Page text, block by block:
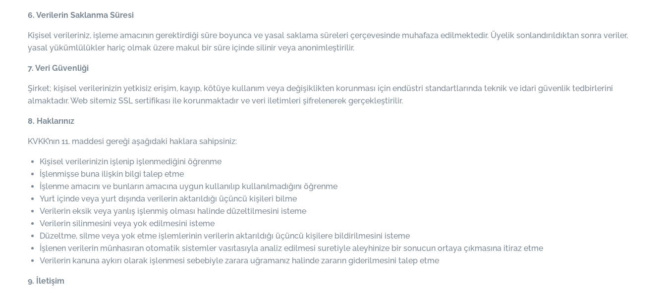
6. Verilerin Saklanma Süresi
Kişisel verileriniz, işleme amacının gerektirdiği süre boyunca ve yasal saklama süreleri çerçevesinde muhafaza edilmektedir. Üyelik sonlandırıldıktan sonra veriler,
yasal yükümlülükler hariç olmak üzere makul bir süre içinde silinir veya anonimleştirilir.
7. Veri Güvenliği
Şirket; kişisel verilerinizin yetkisiz erişim, kayıp, kötüye kullanım veya değişiklikten korunması için endüstri standartlarında teknik ve idari güvenlik tedbirlerini
almaktadır. Web sitemiz SSL sertifikası ile korunmaktadır ve veri iletimleri şifrelenerek gerçekleştirilir.
8. Haklarınız
KVKK’nın 11. maddesi gereği aşağıdaki haklara sahipsiniz:
Kişisel verilerinizin işlenip işlenmediğini öğrenme
İşlenmişse buna ilişkin bilgi talep etme
İşlenme amacını ve bunların amacına uygun kullanılıp kullanılmadığını öğrenme
Yurt içinde veya yurt dışında verilerin aktarıldığı üçüncü kişileri bilme
Verilerin eksik veya yanlış işlenmiş olması halinde düzeltilmesini isteme
Verilerin silinmesini veya yok edilmesini isteme
Düzeltme, silme veya yok etme işlemlerinin verilerin aktarıldığı üçüncü kişilere bildirilmesini isteme
İşlenen verilerin münhasıran otomatik sistemler vasıtasıyla analiz edilmesi suretiyle aleyhinize bir sonucun ortaya çıkmasına itiraz etme
Verilerin kanuna aykırı olarak işlenmesi sebebiyle zarara uğramanız halinde zararın giderilmesini talep etme
9. İletişim